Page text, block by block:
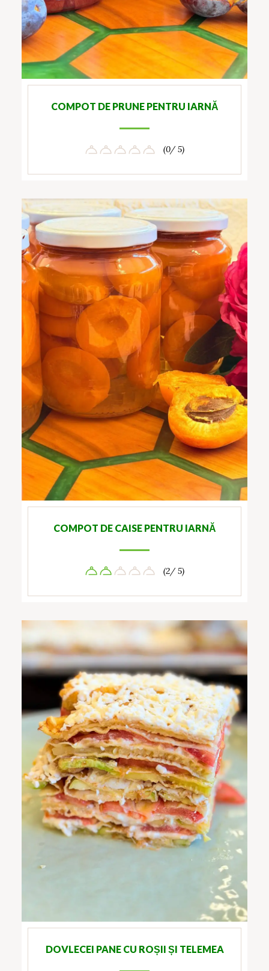
COMPOT DE PRUNE PENTRU IARNĂ
(0/ 5)
COMPOT DE CAISE PENTRU IARNĂ
(2/ 5)
DOVLECEI PANE CU ROȘII ȘI TELEMEA